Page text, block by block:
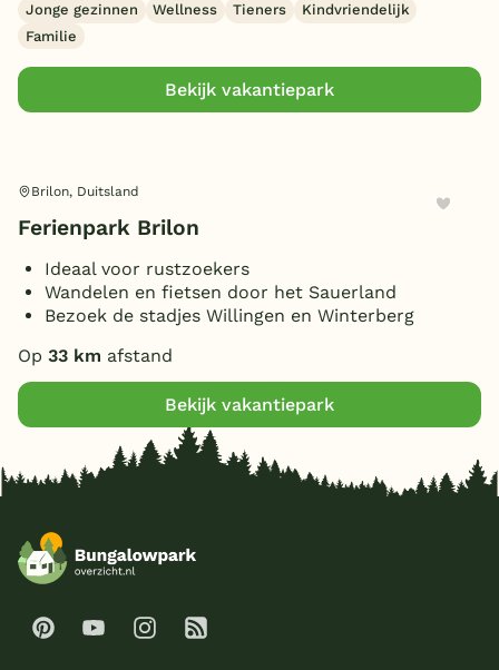
Jonge gezinnen Wellness Tieners
Kindvriendelijk
Familie
Bekijk vakantiepark
Brilon, Duitsland
Ferienpark Brilon
Ideaal voor rustzoekers
Wandelen en fietsen door het Sauerland
Bezoek de stadjes Willingen en Winterberg
Op 33 km afstand
Bekijk vakantiepark